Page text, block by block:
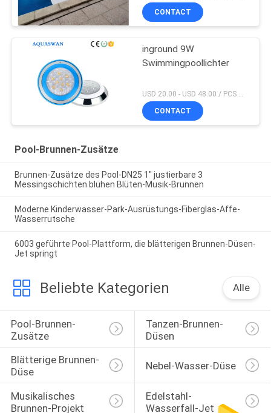
CONTACT
inground 9W
Swimmingpoollichter
CONTACT
Pool-Brunnen-Zusätze
Brunnen-Zusätze des Pool-DN25 1" justierbare 3
Messingschichten blühen Blüten-Musik-Brunnen
Moderne Kinderwasser-Park-Ausrüstungs-Fiberglas-Affe-
Wasserrutsche
6003 geführte Pool-Plattform, die blätterigen Brunnen-Düsen-
Jet springt
Beliebte Kategorien Alle
Pool-Brunnen-
Zusätze
Tanzen-Brunnen-
Düsen
Blätterige Brunnen-
Düse
Nebel-Wasser-Düse
Musikalisches
Brunnen-Projekt
Edelstahl-
Wasserfall-Jet